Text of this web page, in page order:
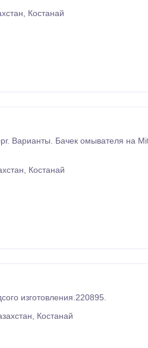
Костанай
Костанай
изготовления.220895.
Костанай